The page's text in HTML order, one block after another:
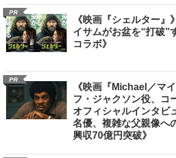
PR
《映画『シェルター』
イサムがお盆を“打破”
コラボ》
PR
《映画『Michael／マ
フ・ジャクソン役、コ
オフィシャルインタビ
名優、複雑な父親像へ
興収70億円突破》